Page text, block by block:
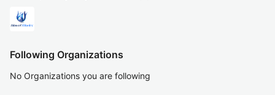
Following Organizations
No Organizations you are following